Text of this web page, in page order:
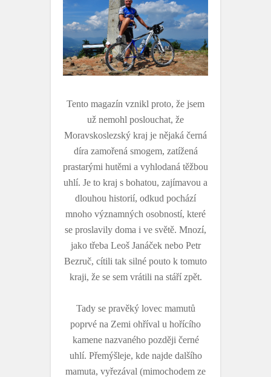
Tento magazín vznikl proto, že jsem
už nemohl poslouchat, že
Moravskoslezský kraj je nějaká černá
díra zamořená smogem, zatížená
prastarými hutěmi a vyhlodaná těžbou
uhlí. Je to kraj s bohatou, zajímavou a
dlouhou historií, odkud pochází
mnoho významných osobností, které
se proslavily doma i ve světě. Mnozí,
jako třeba Leoš Janáček nebo Petr
Bezruč, cítili tak silné pouto k tomuto
kraji, že se sem vrátili na stáří zpět.
Tady se pravěký lovec mamutů
poprvé na Zemi ohříval u hořícího
kamene nazvaného později černé
uhlí. Přemýšleje, kde najde dalšího
mamuta, vyřezával (mimochodem ze